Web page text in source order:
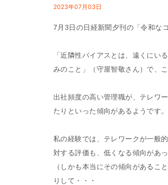
2023年07月03日
7月3日の日経新聞夕刊の「令和な
「近隣性バイアスとは、遠くにい
みのこと」（守屋智敬さん）で、
出社頻度の高い管理職が、テレワ
たりといった傾向があるようです
私の経験では、テレワークが一般
対する評価も、低くなる傾向があ
（しかも本当にその傾向があるこ
りして・・・